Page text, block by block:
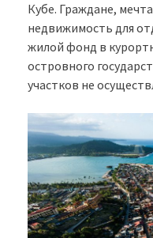
Кубе. Граждане,
недвижимость для
жилой фонд в
островного
участков не